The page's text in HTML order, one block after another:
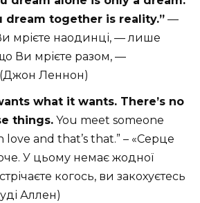
dream together is reality.” —
мрієте наодинці, — лише
Ви мрієте разом, —
(Джон Леннон)
what it wants. There’s no
things. You meet someone
love and that’s that.” – «Серце
У цьому немає жодної
когось, ви закохуєтесь
Аллен)